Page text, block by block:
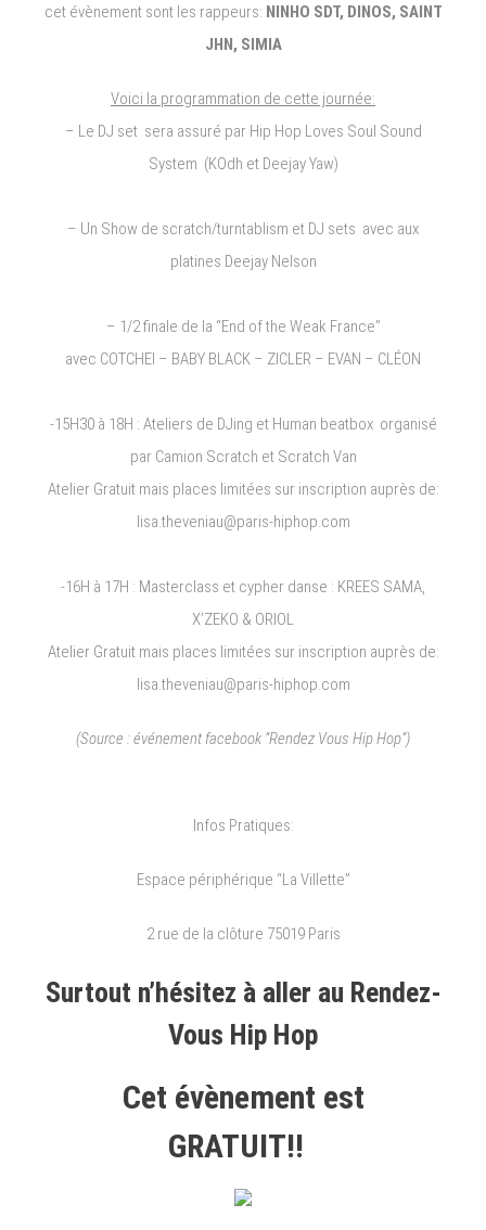
2
cet évènement sont les rappeurs: NINHO SDT, DINOS, SAINT
JHN, SIMIA
Voici la programmation de cette journée:
– Le DJ set sera assuré par Hip Hop Loves Soul Sound
System (KOdh et Deejay Yaw)
– Un Show de scratch/turntablism et DJ sets avec aux
platines Deejay Nelson
– 1/2 finale de la “End of the Weak France”
avec COTCHEI – BABY BLACK – ZICLER – EVAN – CLÉON
-15H30 à 18H : Ateliers de DJing et Human beatbox organisé
par Camion Scratch et Scratch Van
Atelier Gratuit mais places limitées sur inscription auprès de:
lisa.theveniau@paris-hiphop.com
-16H à 17H : Masterclass et cypher danse : KREES SAMA,
X’ZEKO & ORIOL
Atelier Gratuit mais places limitées sur inscription auprès de:
lisa.theveniau@paris-hiphop.com
(Source : événement facebook “Rendez Vous Hip Hop”)
Infos Pratiques:
Espace périphérique “La Villette”
2 rue de la clôture 75019 Paris
Surtout n’hésitez à aller au Rendez-
Vous Hip Hop
Cet évènement est
GRATUIT!!